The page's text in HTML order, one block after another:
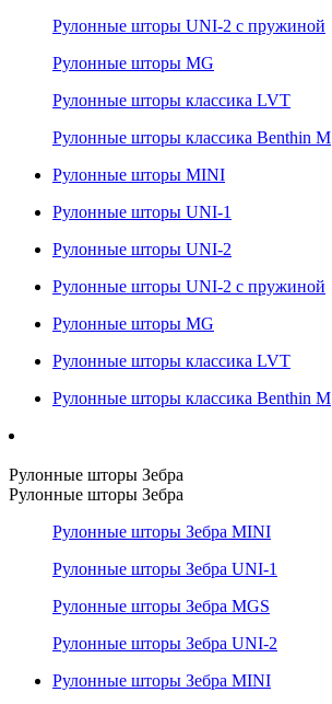
Рулонные шторы UNI-2 с пружиной
Рулонные шторы MG
Рулонные шторы классика LVT
Рулонные шторы классика Benthin M
Рулонные шторы MINI
Рулонные шторы UNI-1
Рулонные шторы UNI-2
Рулонные шторы UNI-2 с пружиной
Рулонные шторы MG
Рулонные шторы классика LVT
Рулонные шторы классика Benthin M
Рулонные шторы Зебра
Рулонные шторы Зебра
Рулонные шторы Зебра MINI
Рулонные шторы Зебра UNI-1
Рулонные шторы Зебра MGS
Рулонные шторы Зебра UNI-2
Рулонные шторы Зебра MINI